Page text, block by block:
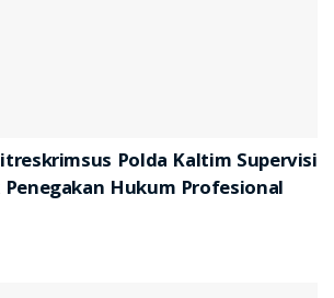
Polda Kaltim Supervisi
Hukum Profesional